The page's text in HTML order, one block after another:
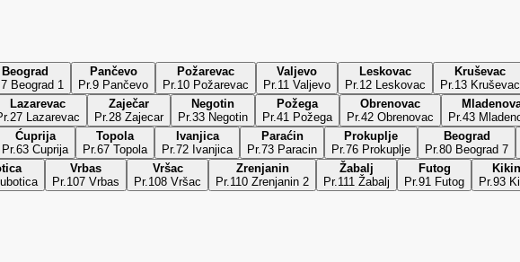
Beograd
Beograd 1
Pančevo
Pr.9 Pančevo
Požarevac
Pr.10 Požarevac
Valjevo
Pr.11 Valjevo
Leskovac
Pr.12 Leskovac
Kruševac
Pr.13 Kruševac
Lazarevac
Lazarevac
Zaječar
Pr.28 Zajecar
Negotin
Pr.33 Negotin
Požega
Pr.41 Požega
Obrenovac
Pr.42 Obrenovac
Pr.43
Ćuprija
Pr.63 Cuprija
Topola
Pr.67 Topola
Ivanjica
Pr.72 Ivanjica
Paraćin
Pr.73 Paracin
Prokuplje
Pr.76 Prokuplje
Beograd
Pr.80 Beograd 7
Vrbas
Pr.107 Vrbas
Vršac
Pr.108 Vršac
Zrenjanin
Pr.110 Zrenjanin 2
Žabalj
Pr.111 Žabalj
Futog
Pr.91 Futog
Pr.93